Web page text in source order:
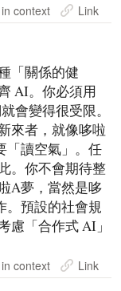
context Link
「關係的健
AI。你必須用
會變得很受限。
來者，就像哆啦
「讀空氣」。任
。你不會期待整
A夢，當然是哆
。預設的社會規
慮「合作式 AI」
context Link